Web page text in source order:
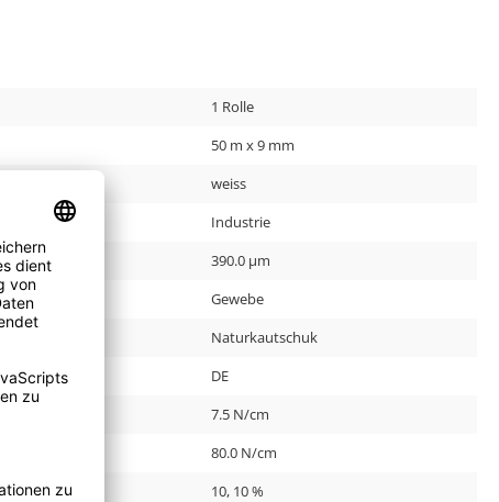
1 Rolle
50 m x 9 mm
weiss
Industrie
390.0 µm
Gewebe
Naturkautschuk
DE
7.5 N/cm
80.0 N/cm
10, 10 %